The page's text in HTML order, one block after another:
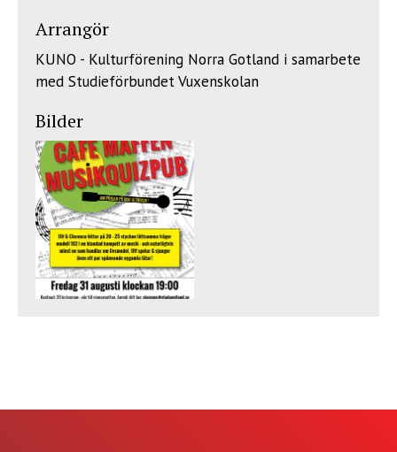
Arrangör
KUNO - Kulturförening Norra Gotland i samarbete
med Studieförbundet Vuxenskolan
Bilder